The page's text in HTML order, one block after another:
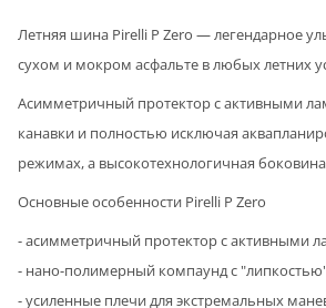
Летняя шина Pirelli P Zero — легендарное
сухом и мокром асфальте в любых летних
Асимметричный протектор с активными
канавки и полностью исключая
режимах, а высокотехнологичная
Основные особенности Pirelli P Zero
- асимметричный протектор с активными
- нано-полимерный компаунд с
- усиленные плечи для экстремальных